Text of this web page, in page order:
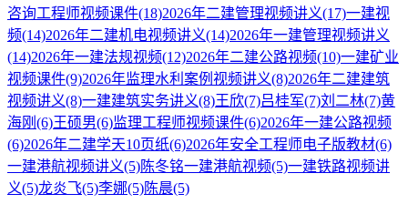
咨询工程师视频课件(18)2026年二建管理视频讲义(17)一建视
频(14)2026年二建机电视频讲义(14)2026年一建管理视频讲义
(14)2026年一建法规视频(12)2026年二建公路视频(10)一建矿业
视频课件(9)2026年监理水利案例视频讲义(8)2026年二建建筑
视频讲义(8)一建建筑实务讲义(8)王欣(7)吕桂军(7)刘二林(7)黄
海刚 (6)王硕男(6)监理工程师视频课件(6)2026年一建公路视频
(6)2026年二建学天10页纸(6)2026年安全工程师电子版教材(6)
一建港航视频讲义(5)陈冬铭一建港航视频(5)一建铁路视频讲
义(5)龙炎飞(5)李娜(5)陈晨(5)